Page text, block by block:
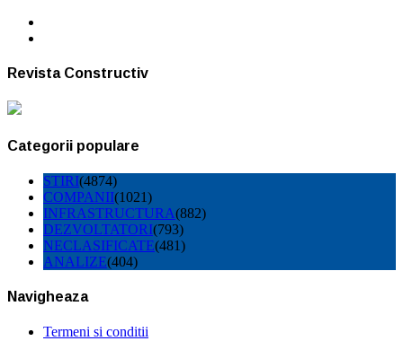
Revista Constructiv
Categorii populare
STIRI(4874)
COMPANII(1021)
INFRASTRUCTURA(882)
DEZVOLTATORI(793)
NECLASIFICATE(481)
ANALIZE(404)
Navigheaza
Termeni si conditii